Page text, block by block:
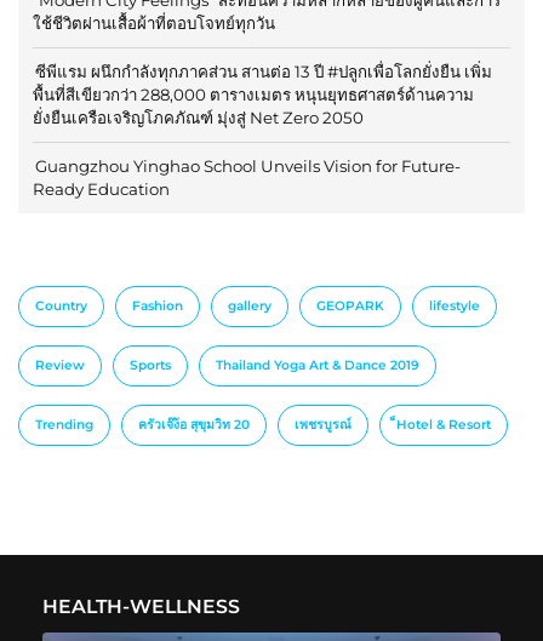
ใช้ชีวิตผ่านเสื้อผ้าที่ตอบโจทย์ทุกวัน
ซีพีแรม ผนึกกำลังทุกภาคส่วน สานต่อ 13 ปี #ปลูกเพื่อโลกยั่งยืน เพิ่ม
พื้นที่สีเขียวกว่า 288,000 ตารางเมตร หนุนยุทธศาสตร์ด้านความ
ยั่งยืนเครือเจริญโภคภัณฑ์ มุ่งสู่ Net Zero 2050
Guangzhou Yinghao School Unveils Vision for Future-
Ready Education
Country Fashion gallery GEOPARK lifestyle
Review Sports Thailand Yoga Art & Dance 2019
Trending ครัวเจ๊ง้อ สุขุมวิท 20 เพชรบูรณ์ ็Hotel & Resort
HEALTH-WELLNESS